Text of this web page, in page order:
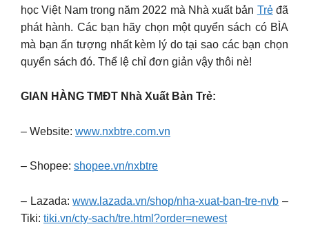
học Việt Nam trong năm 2022 mà Nhà xuất bản Trẻđã
phát hành. Các bạn hãy chọn một quyển sách có BÌA
mà bạn ấn tượng nhất kèm lý do tại sao các bạn chọn
quyển sách đó. Thể lệ chỉ đơn giản vậy thôi nè!
GIAN HÀNG TMĐT Nhà Xuất Bản Trẻ:
– Website: www.nxbtre.com.vn
– Shopee: shopee.vn/nxbtre
– Lazada:www.lazada.vn/shop/nha-xuat-ban-tre-nvb –
Tiki: tiki.vn/cty-sach/tre.html?order=newest